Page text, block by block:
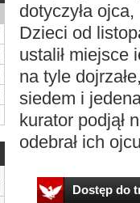
dotyczyła
Dzieci od
ustalił miejsce
na tyle
siedem i
kurator podjął
odebrał ich
Dostęp do